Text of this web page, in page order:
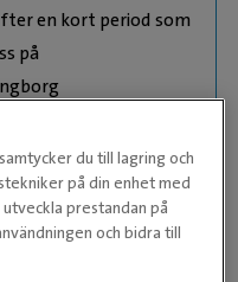
en kort period som
på
för
en europeisk
för häst;
of Equine
du till lagring och
på din enhet med
prestandan på
och bidra till